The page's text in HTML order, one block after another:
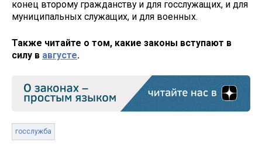
конец второму гражданству и для госслужащих, и для
муниципальных служащих, и для военных.
Также читайте о том, какие законы вступают в
силу в августе.
госслужба